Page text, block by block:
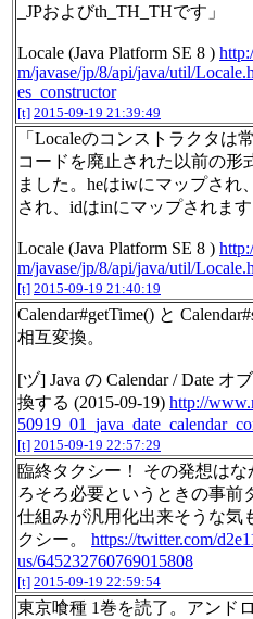
_JPおよびth_TH_THです」
Locale (Java Platform SE 8 )
m/javase/jp/8/api/java/util/
es_constructor
[t] 2015-09-19 21:39:49
「Localeのコンストラクタは
コードを廃止された以前の形
ました。heはiwにマップされ
され、idはinにマップされます
Locale (Java Platform SE 8 )
m/javase/jp/8/api/java/util/
[t] 2015-09-19 21:40:19
Calendar#getTime() と
相互変換。
[ヅ] Java の Calendar / Date オ
換する (2015-09-19) http://
[t] 2015-09-19 22:57:29
臨終タクシー！ その発想は
ろそろ必要というときの事前
仕組みが汎用化出来そうな気
クシー。 https://twitter.com/
us/645232760769015808
[t] 2015-09-19 22:59:54
東京喰種 1巻を読了。アンド